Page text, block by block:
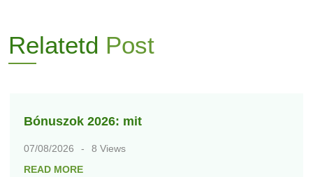
Relatetd Post
Bónuszok 2026: mit
07/08/2026
8 Views
READ MORE